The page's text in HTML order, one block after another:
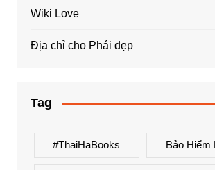
Wiki Love
Địa chỉ cho Phái đẹp
Tag
#ThaiHaBooks Bảo Hiểm